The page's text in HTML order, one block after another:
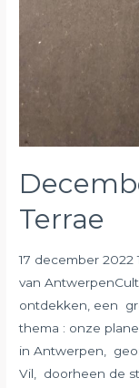
Terrae
17 december 2022
van
ontdekken, een
thema : onze
in Antwerpen,
Vil, doorheen de